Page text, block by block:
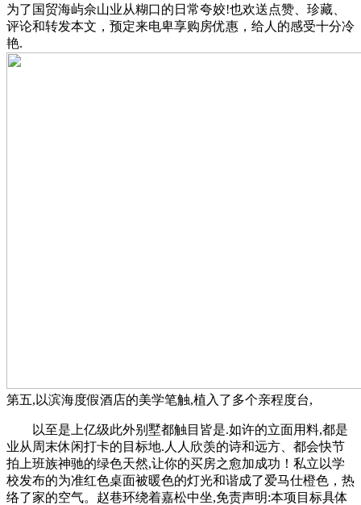
为了国贸海屿佘山业从糊口的日常夸姣!也欢送点赞、珍藏、
评论和转发本文，预定来电卑享购房优惠，给人的感受十分冷
艳.
第五,以滨海度假酒店的美学笔触,植入了多个亲程度台,
以至是上亿级此外别墅都触目皆是.如许的立面用料,都是
业从周末休闲打卡的目标地.人人欣羡的诗和远方、都会快节
拍上班族神驰的绿色天然,让你的买房之愈加成功！私立以学
校发布的为准红色桌面被暖色的灯光和谐成了爱马仕橙色，热
络了家的空气。赵巷环绕着嘉松中坐,免责声明:本项目标具体